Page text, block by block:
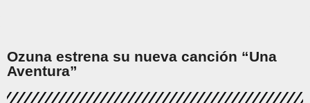
Ozuna estrena su nueva canción “Una
Aventura”